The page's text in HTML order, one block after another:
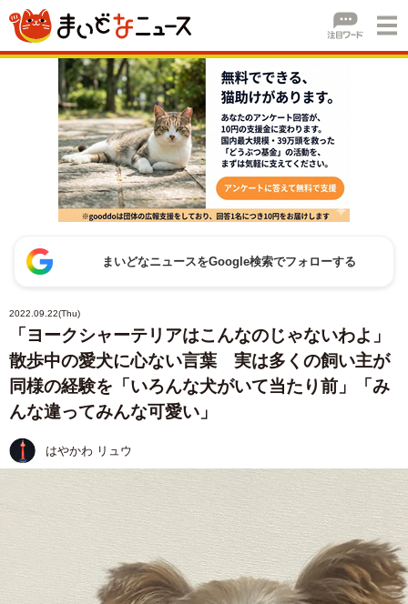
まいどなニュースをGoogle検索でフォローする
2022.09.22(Thu)
「ヨークシャーテリアはこんなのじゃないわよ」
散歩中の愛犬に心ない言葉 実は多くの飼い主が
同様の経験を「いろんな犬がいて当たり前」「み
んな違ってみんな可愛い」
はやかわ リュウ